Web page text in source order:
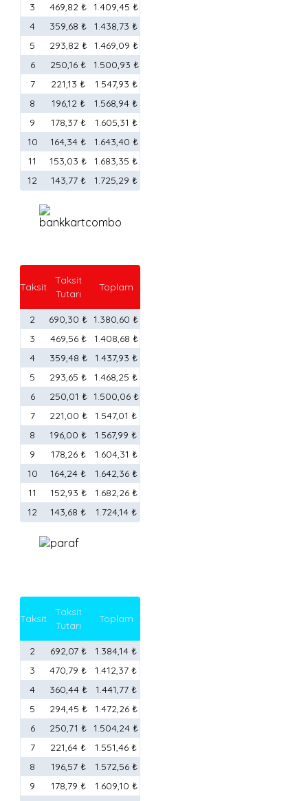
3
469,82 ₺ 1.409,45 ₺
4
359,68 ₺
1.438,73 ₺
5
293,82 ₺ 1.469,09 ₺
6
250,16 ₺
1.500,93 ₺
7
221,13 ₺
1.547,93 ₺
8
196,12 ₺
1.568,94 ₺
9
178,37 ₺
1.605,31 ₺
10
164,34 ₺
1.643,40 ₺
11
153,03 ₺
1.683,35 ₺
12
143,77 ₺ 1.725,29 ₺
Taksit
Taksit
Tutarı
Toplam
2 690,30 ₺ 1.380,60 ₺
3
469,56 ₺
1.408,68 ₺
4
359,48 ₺
1.437,93 ₺
5
293,65 ₺
1.468,25 ₺
6
250,01 ₺ 1.500,06 ₺
7
221,00 ₺
1.547,01 ₺
8
196,00 ₺
1.567,99 ₺
9
178,26 ₺
1.604,31 ₺
10
164,24 ₺
1.642,36 ₺
11
152,93 ₺
1.682,26 ₺
12
143,68 ₺ 1.724,14 ₺
Taksit
Taksit
Tutarı
Toplam
2 692,07 ₺
1.384,14 ₺
3
470,79 ₺
1.412,37 ₺
4
360,44 ₺
1.441,77 ₺
5
294,45 ₺
1.472,26 ₺
6
250,71 ₺ 1.504,24 ₺
7
221,64 ₺
1.551,46 ₺
8
196,57 ₺
1.572,56 ₺
9
178,79 ₺
1.609,10 ₺